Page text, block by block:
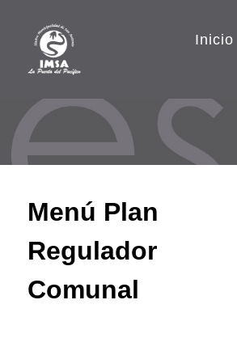
Inicio
Menú Plan
Regulador
Comunal